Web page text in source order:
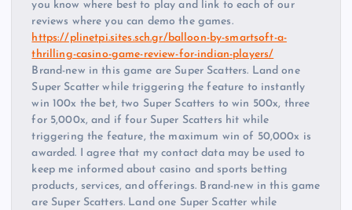
you know where best to play and link to each of our
reviews where you can demo the games.
https://plinetpi.sites.sch.gr/balloon-by-smartsoft-a-
thrilling-casino-game-review-for-indian-players/
Brand-new in this game are Super Scatters. Land one
Super Scatter while triggering the feature to instantly
win 100x the bet, two Super Scatters to win 500x, three
for 5,000x, and if four Super Scatters hit while
triggering the feature, the maximum win of 50,000x is
awarded. I agree that my contact data may be used to
keep me informed about casino and sports betting
products, services, and offerings. Brand-new in this game
are Super Scatters. Land one Super Scatter while